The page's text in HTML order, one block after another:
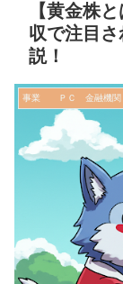
【黄金株
収で注目
説！
事業 ＰＣ 金融機